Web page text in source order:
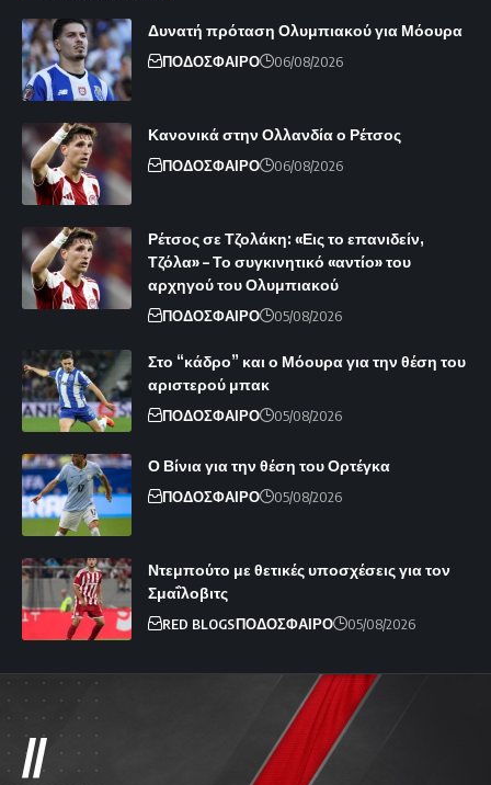
Δυνατή πρόταση Ολυμπιακού για Μόουρα
ΠΟΔΟΣΦΑΙΡΟ 06/08/2026
Κανονικά στην Ολλανδία ο Ρέτσος
ΠΟΔΟΣΦΑΙΡΟ 06/08/2026
Ρέτσος σε Τζολάκη: «Εις το επανιδείν,
Τζόλα» – Το συγκινητικό «αντίο» του
αρχηγού του Ολυμπιακού
ΠΟΔΟΣΦΑΙΡΟ 05/08/2026
Στο “κάδρο” και ο Μόουρα για την θέση του
αριστερού μπακ
ΠΟΔΟΣΦΑΙΡΟ 05/08/2026
Ο Βίνια για την θέση του Ορτέγκα
ΠΟΔΟΣΦΑΙΡΟ 05/08/2026
Ντεμπούτο με θετικές υποσχέσεις για τον
Σμαΐλοβιτς
RED BLOGSΠΟΔΟΣΦΑΙΡΟ 05/08/2026
//